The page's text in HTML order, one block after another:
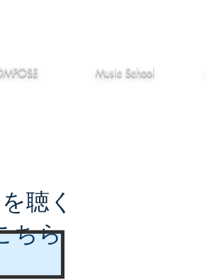
Music School
聴く
ちら